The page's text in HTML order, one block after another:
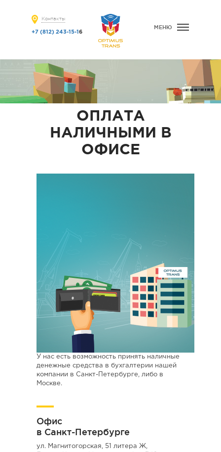
Контакты
+7 (812) 243-15-1 6
МЕНЮ
ОПЛАТА
НАЛИЧНЫМИ В
ОФИСЕ
У нас есть возможность принять наличные
денежные средства в бухгалтерии нашей
компании в Санкт-Петербурге, либо в
Москве.
Офис
в Санкт-Петербурге
ул. Магнитогорская, 51 литера Ж,